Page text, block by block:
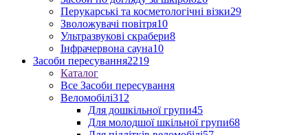
Перукарські та косметологічні візки29
Зволожувачі повітря10
Ультразвукові скрабери8
Інфрачервона сауна10
Засоби пересування2219
Каталог
Все Засоби пересування
Веломобілі312
Для дошкільної групи45
Для молодшої шкільної групи68